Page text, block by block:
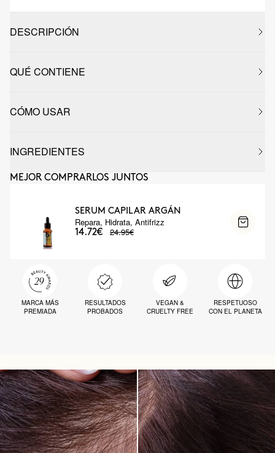
DESCRIPCIÓN
QUÉ CONTIENE
CÓMO USAR
INGREDIENTES
MEJOR COMPRARLOS JUNTOS
SERUM CAPILAR ARGÁN
Repara, Hidrata, Antifrizz
14.72€ 24.95€
MARCA MÁS
PREMIADA
RESULTADOS
PROBADOS
VEGAN &
CRUELTY FREE
RESPETUOSO
CON EL PLANETA